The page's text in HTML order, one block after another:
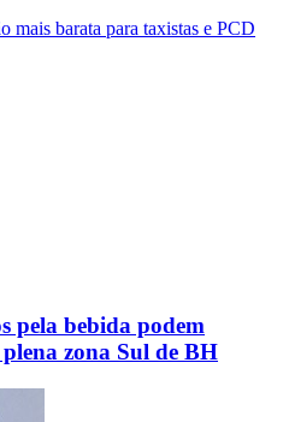
barata para taxistas e PCD
pela bebida podem
zona Sul de BH